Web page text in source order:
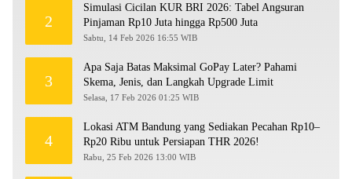
2
Simulasi Cicilan KUR BRI 2026: Tabel Angsuran
Pinjaman Rp10 Juta hingga Rp500 Juta
Sabtu, 14 Feb 2026 16:55 WIB
3
Apa Saja Batas Maksimal GoPay Later? Pahami
Skema, Jenis, dan Langkah Upgrade Limit
Selasa, 17 Feb 2026 01:25 WIB
4
Lokasi ATM Bandung yang Sediakan Pecahan Rp10–
Rp20 Ribu untuk Persiapan THR 2026!
Rabu, 25 Feb 2026 13:00 WIB